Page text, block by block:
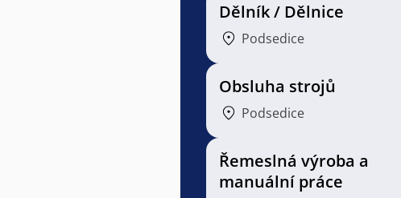
Dělník / Dělnice
Podsedice
Obsluha strojů
Podsedice
Řemeslná výroba a
manuální práce